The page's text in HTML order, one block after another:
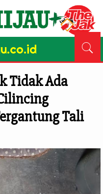
Tidak Ada
Tali